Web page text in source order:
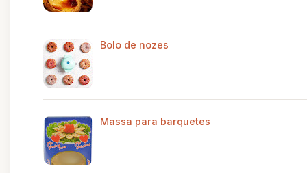
Bolo de nozes
Massa para barquetes